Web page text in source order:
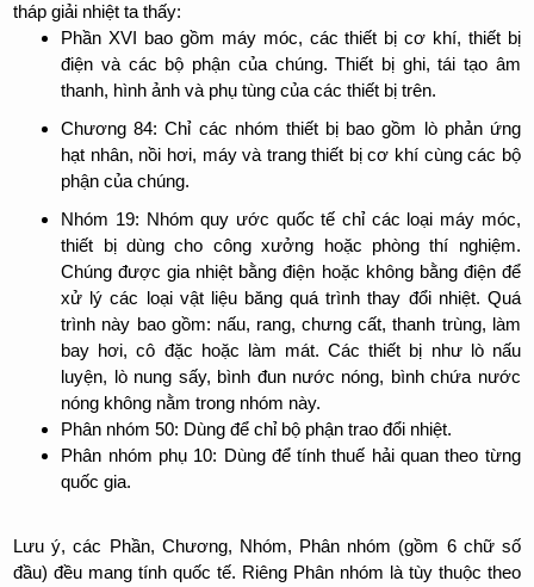
tháp giải nhiệtta thấy:
Phần XVI bao gồm máy móc, các thiết bị cơ khí, thiết bị
điện và các bộ phận của chúng. Thiết bị ghi, tái tạo âm
thanh, hình ảnh và phụ tùng của các thiết bị trên.
Chương 84: Chỉ các nhóm thiết bị bao gồm lò phản ứng
hạt nhân, nồi hơi, máy và trang thiết bị cơ khí cùng các bộ
phận của chúng.
Nhóm 19: Nhóm quy ước quốc tế chỉ các loại máy móc,
thiết bị dùng cho công xưởng hoặc phòng thí nghiệm.
Chúng được gia nhiệt bằng điện hoặc không bằng điện để
xử lý các loại vật liệu băng quá trình thay đổi nhiệt. Quá
trình này bao gồm: nấu, rang, chưng cất, thanh trùng, làm
bay hơi, cô đặc hoặc làm mát. Các thiết bị như lò nấu
luyện, lò nung sấy, bình đun nước nóng, bình chứa nước
nóng không nằm trong nhóm này.
Phân nhóm 50: Dùng để chỉ bộ phận trao đổi nhiệt.
Phân nhóm phụ 10: Dùng để tính thuế hải quan theo từng
quốc gia.
Lưu ý, các Phần, Chương, Nhóm, Phân nhóm (gồm 6 chữ số
đầu) đều mang tính quốc tế. Riêng Phân nhóm là tùy thuộc theo